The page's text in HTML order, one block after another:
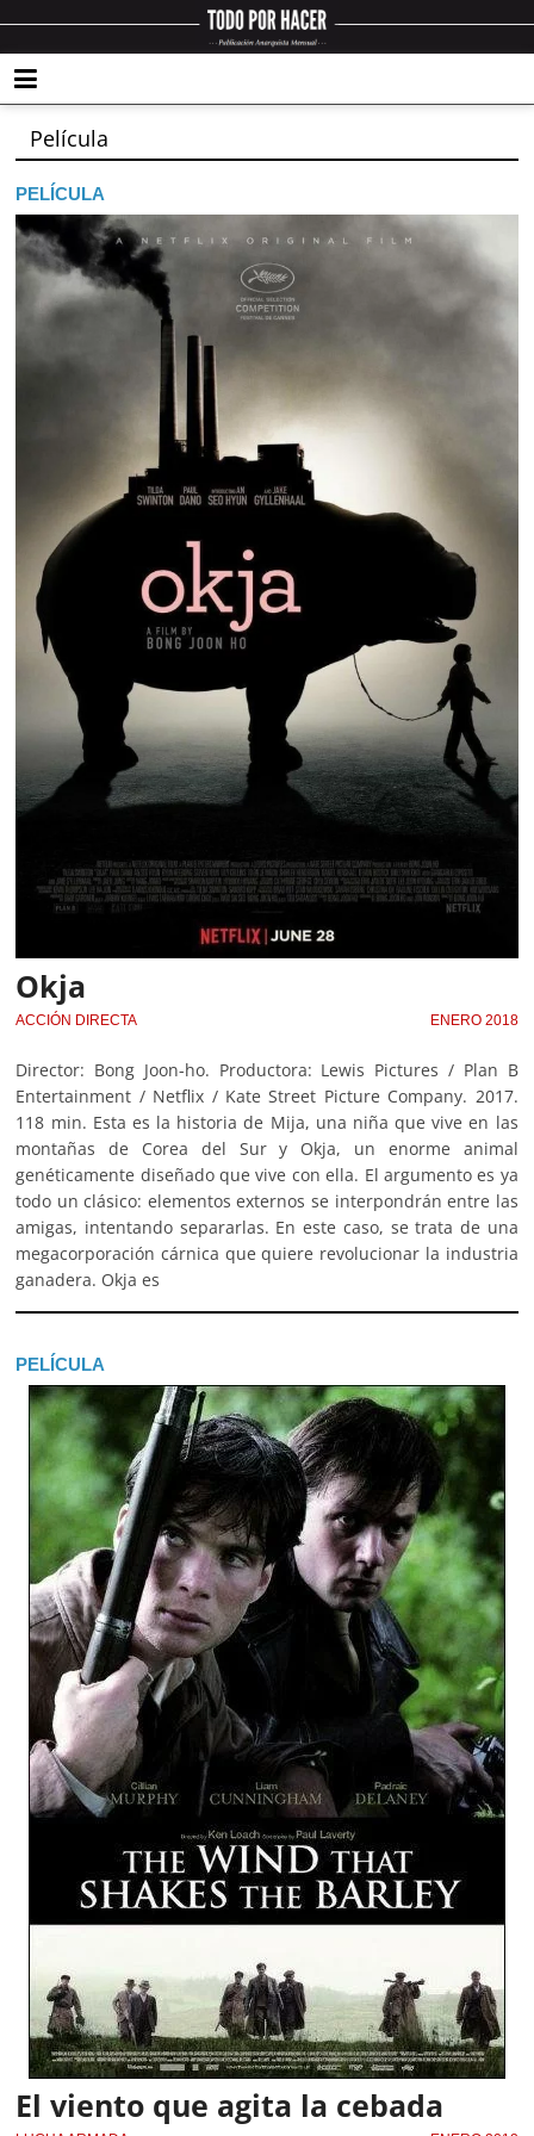
Película
PELÍCULA
Okja
ACCIÓN DIRECTA ENERO 2018
Director: Bong Joon-ho. Productora: Lewis Pictures / Plan B
Entertainment / Netflix / Kate Street Picture Company. 2017.
118 min. Esta es la historia de Mija, una niña que vive en las
montañas de Corea del Sur y Okja, un enorme animal
genéticamente diseñado que vive con ella. El argumento es ya
todo un clásico: elementos externos se interpondrán entre las
amigas, intentando separarlas. En este caso, se trata de una
megacorporación cárnica que quiere revolucionar la industria
ganadera. Okja es
PELÍCULA
El viento que agita la cebada